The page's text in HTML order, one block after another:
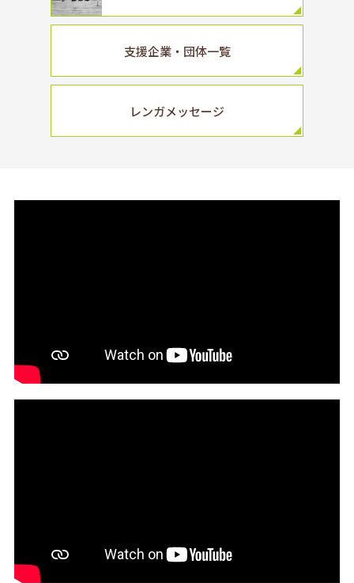
支援企業・団体一覧
レンガメッセージ